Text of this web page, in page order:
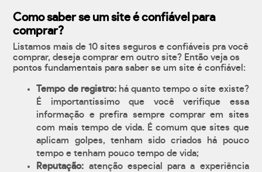
Como saber se um site é confiável para
comprar?
Listamos mais de 10 sites seguros e confiáveis pra você
comprar, deseja comprar em outro site? Então veja os
pontos fundamentais para saber se um site é confiável:
Tempo de registro:há quanto tempo o site existe?
É importantíssimo que você verifique essa
informação e prefira sempre comprar em sites
com mais tempo de vida. É comum que sites que
aplicam golpes, tenham sido criados há pouco
tempo e tenham pouco tempo de vida;
Reputação: atenção especial para a experiência